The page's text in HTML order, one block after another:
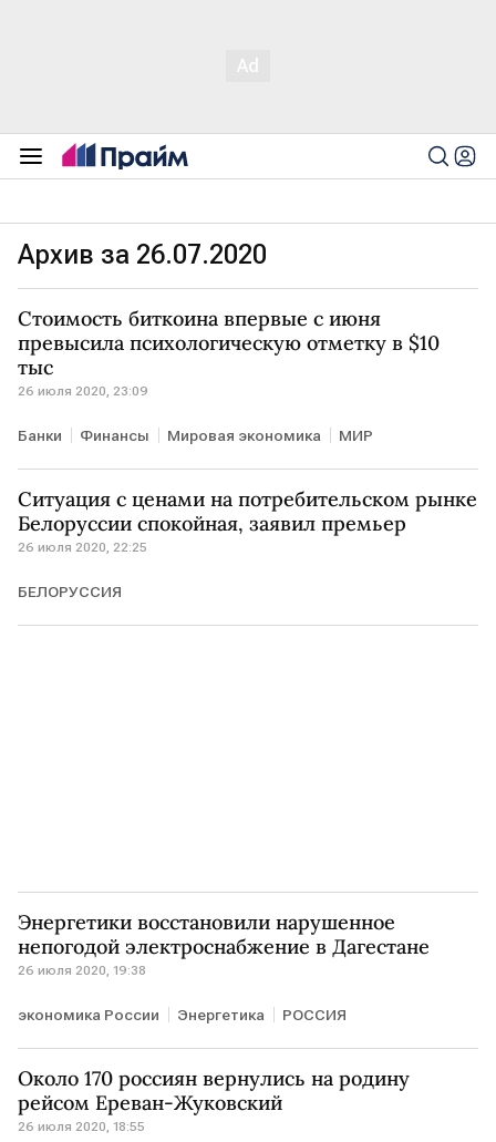
Архив за 26.07.2020
Стоимость биткоина впервые с июня
превысила психологическую отметку в $10
тыс
26 июля 2020, 23:09
Банки Финансы Мировая экономика МИР
Ситуация с ценами на потребительском рынке
Белоруссии спокойная, заявил премьер
26 июля 2020, 22:25
БЕЛОРУССИЯ
Энергетики восстановили нарушенное
непогодой электроснабжение в Дагестане
26 июля 2020, 19:38
экономика России Энергетика РОССИЯ
Около 170 россиян вернулись на родину
рейсом Ереван-Жуковский
26 июля 2020, 18:55